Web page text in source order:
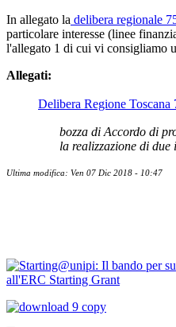
In allegato la delibera regionale
particolare interesse (linee
l'allegato 1 di cui vi consigliamo
Allegati:
Delibera Regione Toscana
bozza di Accordo di
la realizzazione di
Ultima modifica: Ven 07 Dic 2018 - 10:47